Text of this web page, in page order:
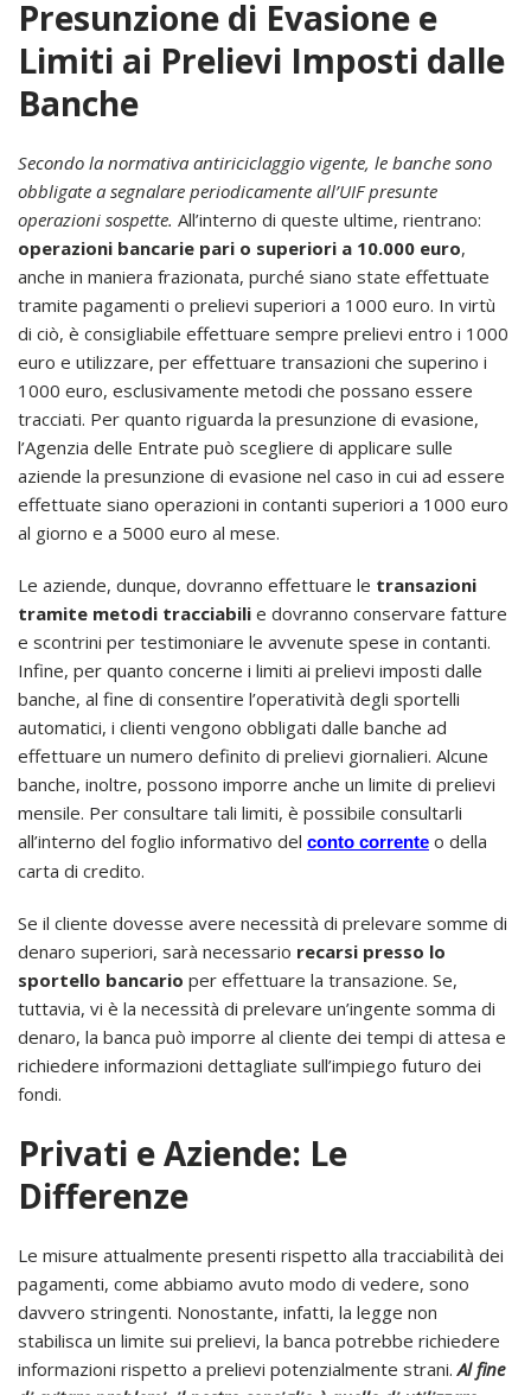
Presunzione di Evasione e
Limiti ai Prelievi Imposti dalle
Banche
Secondo la normativa antiriciclaggio vigente, le banche sono
obbligate a segnalare periodicamente all’UIF presunte
operazioni sospette. All’interno di queste ultime, rientrano:
operazioni bancarie pari o superiori a 10.000 euro,
anche in maniera frazionata, purché siano state effettuate
tramite pagamenti o prelievi superiori a 1000 euro. In virtù
di ciò, è consigliabile effettuare sempre prelievi entro i 1000
euro e utilizzare, per effettuare transazioni che superino i
1000 euro, esclusivamente metodi che possano essere
tracciati. Per quanto riguarda la presunzione di evasione,
l’Agenzia delle Entrate può scegliere di applicare sulle
aziende la presunzione di evasione nel caso in cui ad essere
effettuate siano operazioni in contanti superiori a 1000 euro
al giorno e a 5000 euro al mese.
Le aziende, dunque, dovranno effettuare le transazioni
tramite metodi tracciabili e dovranno conservare fatture
e scontrini per testimoniare le avvenute spese in contanti.
Infine, per quanto concerne i limiti ai prelievi imposti dalle
banche, al fine di consentire l’operatività degli sportelli
automatici, i clienti vengono obbligati dalle banche ad
effettuare un numero definito di prelievi giornalieri. Alcune
banche, inoltre, possono imporre anche un limite di prelievi
mensile. Per consultare tali limiti, è possibile consultarli
all’interno del foglio informativo del conto corrente o della
carta di credito.
Se il cliente dovesse avere necessità di prelevare somme di
denaro superiori, sarà necessario recarsi presso lo
sportello bancario per effettuare la transazione. Se,
tuttavia, vi è la necessità di prelevare un’ingente somma di
denaro, la banca può imporre al cliente dei tempi di attesa e
richiedere informazioni dettagliate sull’impiego futuro dei
fondi.
Privati e Aziende: Le
Differenze
Le misure attualmente presenti rispetto alla tracciabilità dei
pagamenti, come abbiamo avuto modo di vedere, sono
davvero stringenti. Nonostante, infatti, la legge non
stabilisca un limite sui prelievi, la banca potrebbe richiedere
informazioni rispetto a prelievi potenzialmente strani.Al fine